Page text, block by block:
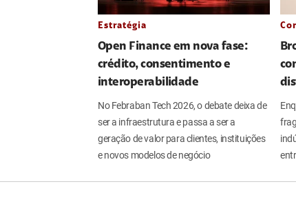
Estratégia
Open Finance em nova fase:
crédito, consentimento e
interoperabilidade
No Febraban Tech 2026, o debate deixa de
ser a infraestrutura e passa a ser a
geração de valor para clientes, instituições
e novos modelos de negócio